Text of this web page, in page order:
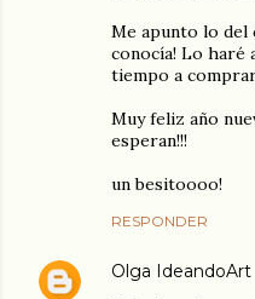
Me apunto lo del
conocía! Lo haré
tiempo a
Muy feliz año
esperan!!!
un besitoooo!
RESPONDER
Olga IdeandoArt